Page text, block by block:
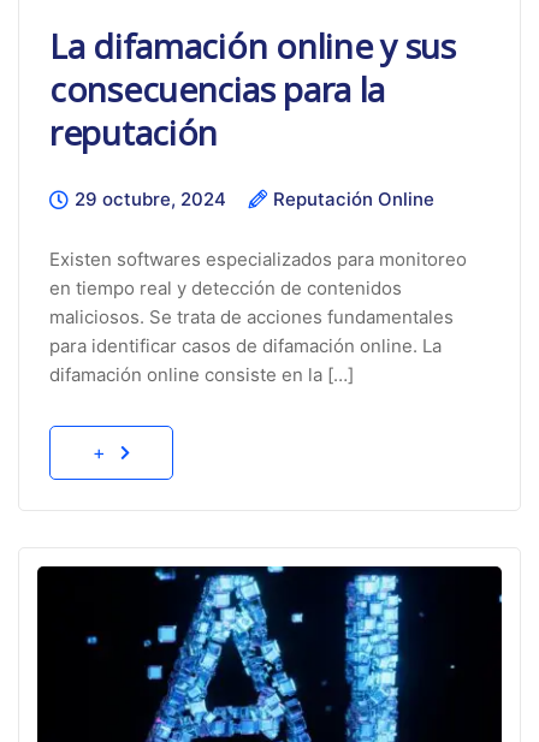
La difamación online y sus
consecuencias para la
reputación
29 octubre, 2024 Reputación Online
Existen softwares especializados para monitoreo
en tiempo real y detección de contenidos
maliciosos. Se trata de acciones fundamentales
para identificar casos de difamación online. La
difamación online consiste en la […]
+